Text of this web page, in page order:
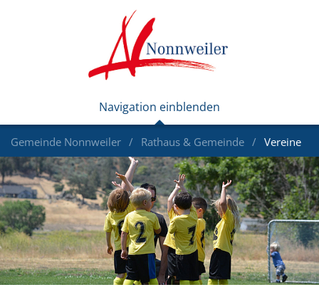
Gemeinde Nonnweiler Rathaus & Gemeinde Vereine